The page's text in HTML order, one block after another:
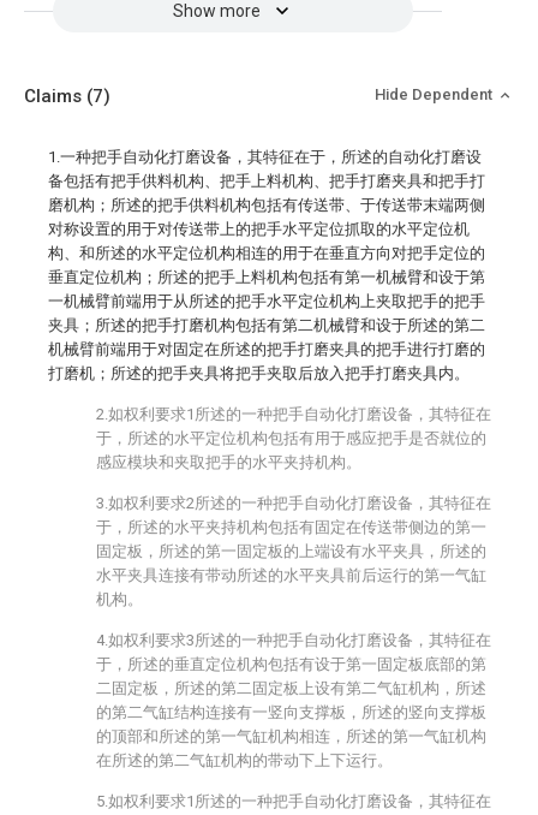
Show more
Claims (7) Hide Dependent
1.一种把手自动化打磨设备，其特征在于，所述的自动化打磨设
备包括有把手供料机构、把手上料机构、把手打磨夹具和把手打
磨机构；所述的把手供料机构包括有传送带、于传送带末端两侧
对称设置的用于对传送带上的把手水平定位抓取的水平定位机
构、和所述的水平定位机构相连的用于在垂直方向对把手定位的
垂直定位机构；所述的把手上料机构包括有第一机械臂和设于第
一机械臂前端用于从所述的把手水平定位机构上夹取把手的把手
夹具；所述的把手打磨机构包括有第二机械臂和设于所述的第二
机械臂前端用于对固定在所述的把手打磨夹具的把手进行打磨的
打磨机；所述的把手夹具将把手夹取后放入把手打磨夹具内。
2.如权利要求1所述的一种把手自动化打磨设备，其特征在
于，所述的水平定位机构包括有用于感应把手是否就位的
感应模块和夹取把手的水平夹持机构。
3.如权利要求2所述的一种把手自动化打磨设备，其特征在
于，所述的水平夹持机构包括有固定在传送带侧边的第一
固定板，所述的第一固定板的上端设有水平夹具，所述的
水平夹具连接有带动所述的水平夹具前后运行的第一气缸
机构。
4.如权利要求3所述的一种把手自动化打磨设备，其特征在
于，所述的垂直定位机构包括有设于第一固定板底部的第
二固定板，所述的第二固定板上设有第二气缸机构，所述
的第二气缸结构连接有一竖向支撑板，所述的竖向支撑板
的顶部和所述的第一气缸机构相连，所述的第一气缸机构
在所述的第二气缸机构的带动下上下运行。
5.如权利要求1所述的一种把手自动化打磨设备，其特征在